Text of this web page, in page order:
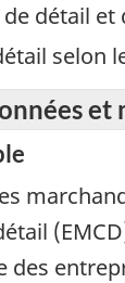
détail et
selon
des